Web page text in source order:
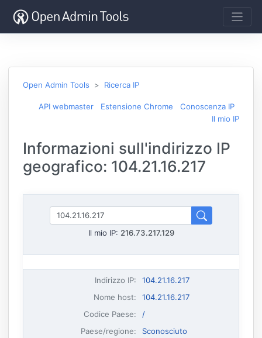
Open Admin Tools Ricerca IP
API webmaster Estensione Chrome
Conoscenza IP
Il mio IP
Informazioni sull'indirizzo IP
geografico: 104.21.16.217
Il mio IP: 216.73.217.129
Indirizzo IP:
104.21.16.217
Nome host:
104.21.16.217
Codice Paese:
/
Paese/regione:
Sconosciuto